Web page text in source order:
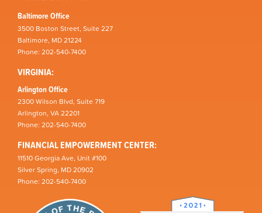
Baltimore Office
3500 Boston Street, Suite 227
Baltimore, MD 21224
Phone: 202-540-7400
VIRGINIA:
Arlington Office
2300 Wilson Blvd, Suite 719
Arlington, VA 22201
Phone: 202-540-7400
FINANCIAL EMPOWERMENT CENTER:
11510 Georgia Ave, Unit #100
Silver Spring, MD 20902
Phone: 202-540-7400